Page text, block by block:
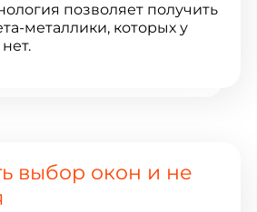
позволяет получить
металлики, которых у
выбор окон и не